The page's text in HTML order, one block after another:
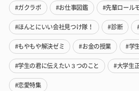
#ガクラボ #お仕事図鑑 #先輩ロール
#ほんとにいい会社見つけ隊！ #診断
#もやもや解決ゼミ #お金の授業 #学
#学生の君に伝えたい３つのこと #大学生
#恋愛特集